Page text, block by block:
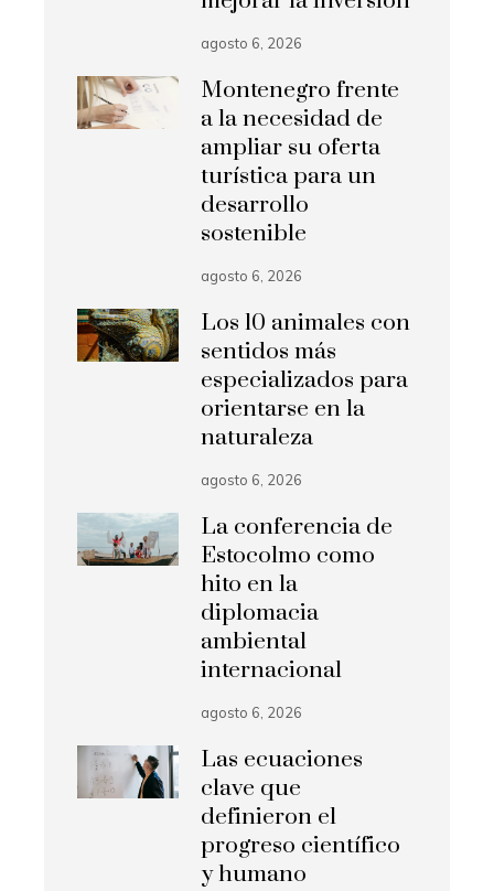
agosto 6, 2026
Montenegro frente
a la necesidad de
ampliar su oferta
turística para un
desarrollo
sostenible
agosto 6, 2026
Los 10 animales con
sentidos más
especializados para
orientarse en la
naturaleza
agosto 6, 2026
La conferencia de
Estocolmo como
hito en la
diplomacia
ambiental
internacional
agosto 6, 2026
Las ecuaciones
clave que
definieron el
progreso científico
y humano